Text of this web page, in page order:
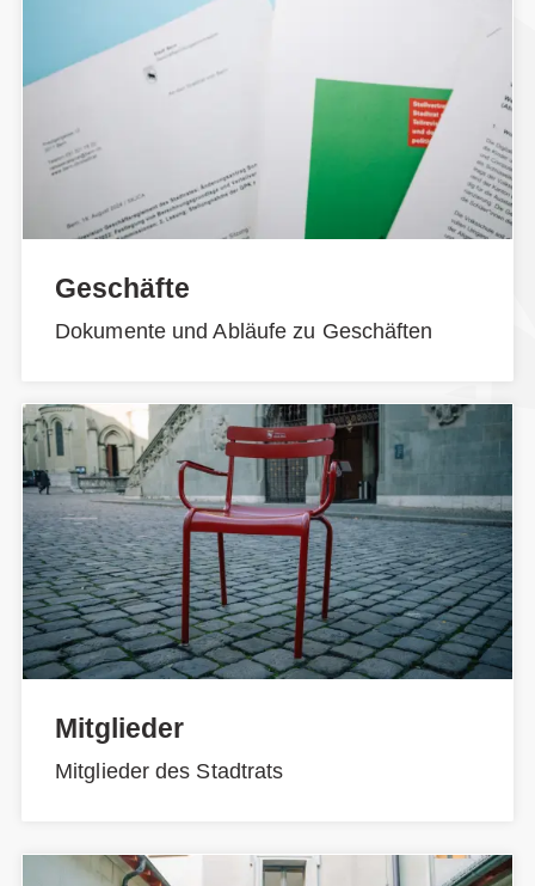
Geschäfte
Dokumente und Abläufe zu Geschäften
Mitglieder
Mitglieder des Stadtrats